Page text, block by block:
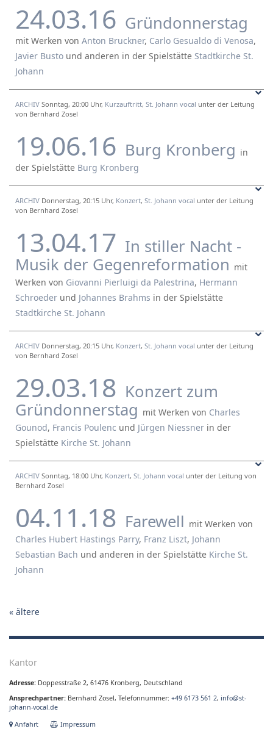
24.03.16 Gründonnerstag
mit Werken von Anton Bruckner, Carlo Gesualdo di Venosa,
Javier Busto und anderen in der Spielstätte Stadtkirche St.
Johann
ARCHIV Sonntag, 20:00 Uhr, Kurzauftritt, St. Johann vocal unter der Leitung
von Bernhard Zosel
19.06.16 Burg Kronberg in
der Spielstätte Burg Kronberg
ARCHIV Donnerstag, 20:15 Uhr, Konzert, St. Johann vocal unter der Leitung
von Bernhard Zosel
13.04.17 In stiller Nacht -
Musik der Gegenreformation mit
Werken von Giovanni Pierluigi da Palestrina, Hermann
Schroeder und Johannes Brahms in der Spielstätte
Stadtkirche St. Johann
ARCHIV Donnerstag, 20:15 Uhr, Konzert, St. Johann vocal unter der Leitung
von Bernhard Zosel
29.03.18 Konzert zum
Gründonnerstag mit Werken von Charles
Gounod, Francis Poulenc und Jürgen Niessner in der
Spielstätte Kirche St. Johann
ARCHIV Sonntag, 18:00 Uhr, Konzert, St. Johann vocal unter der Leitung von
Bernhard Zosel
04.11.18 Farewell mit Werken von
Charles Hubert Hastings Parry, Franz Liszt, Johann
Sebastian Bach und anderen in der Spielstätte Kirche St.
Johann
« ältere
Kantor
Adresse: Doppesstraße 2, 61476 Kronberg, Deutschland
Ansprechpartner: Bernhard Zosel, Telefonnummer: +49 6173 561 2, info@st-
johann-vocal.de
Anfahrt
Impressum